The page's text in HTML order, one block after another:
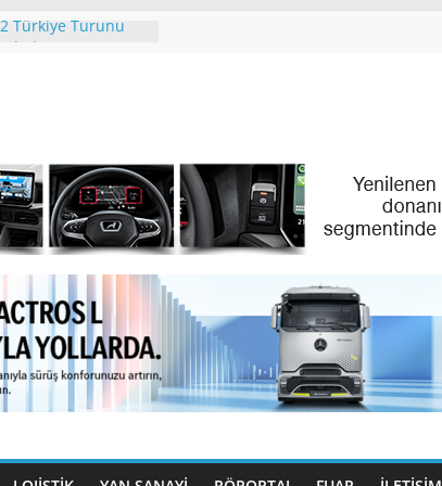
Türkiye Turunu
PREMİUM
SKYLINER OLDU
Türk Dijital
Yönetiminde Yeni
Türk Gençleri